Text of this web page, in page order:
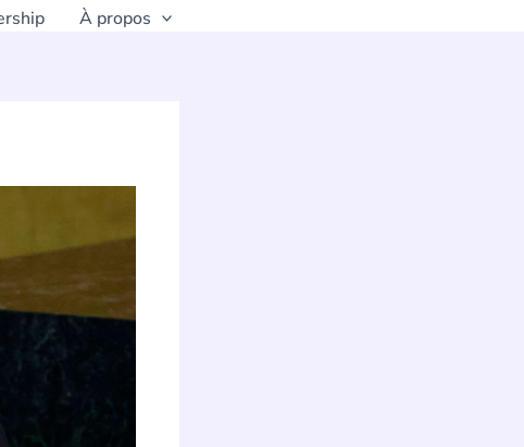
À propos